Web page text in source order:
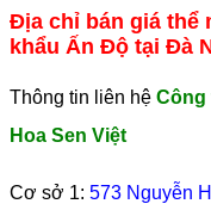
Địa chỉ bán giá thể
khẩu Ấn Độ tại Đà
Thông tin liên hệ Công
Hoa Sen Việt
Cơ sở 1: 573 Nguyễn